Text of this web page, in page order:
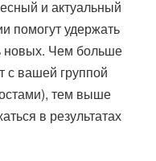
и актуальный
помогут удержать
новых. Чем больше
с вашей группой
тем выше
в результатах